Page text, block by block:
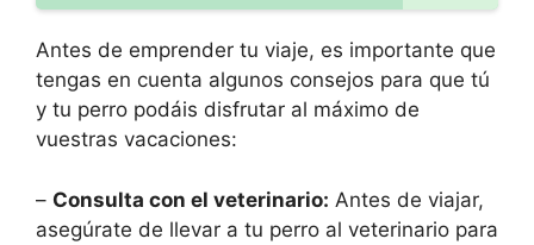
Antes de emprender tu viaje, es importante que
tengas en cuenta algunos consejos para que tú
y tu perro podáis disfrutar al máximo de
vuestras vacaciones:
– Consulta con el veterinario: Antes de viajar,
asegúrate de llevar a tu perro al veterinario para